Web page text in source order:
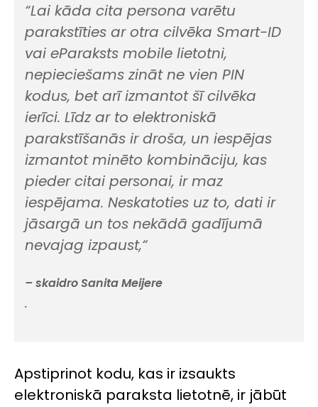
“Lai kāda cita persona varētu
parakstīties ar otra cilvēka Smart-ID
vai eParaksts mobile lietotni,
nepieciešams zināt ne vien PIN
kodus, bet arī izmantot šī cilvēka
ierīci. Līdz ar to elektroniskā
parakstīšanās ir droša, un iespējas
izmantot minēto kombināciju, kas
pieder citai personai, ir maz
iespējama. Neskatoties uz to, dati ir
jāsargā un tos nekādā gadījumā
nevajag izpaust,“
– skaidro Sanita Meijere
.
Apstiprinot kodu, kas ir izsaukts
elektroniskā paraksta lietotnē, ir jābūt